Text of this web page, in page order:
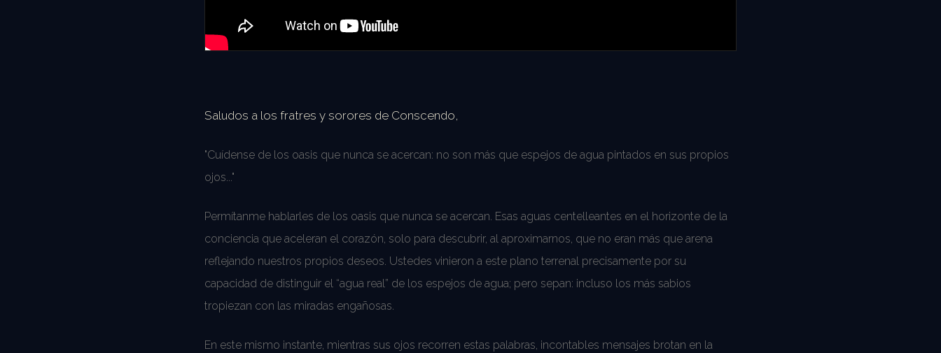
Saludos a los fratres y sorores de Conscendo,
"Cuídense de los oasis que nunca se acercan: no son más que espejos de agua pintados en sus propios
ojos..."
Permítanme hablarles de los oasis que nunca se acercan. Esas aguas centelleantes en el horizonte de la
conciencia que aceleran el corazón, solo para descubrir, al aproximarnos, que no eran más que arena
reflejando nuestros propios deseos. Ustedes vinieron a este plano terrenal precisamente por su
capacidad de distinguir el “agua real” de los espejos de agua; pero sepan: incluso los más sabios
tropiezan con las miradas engañosas.
En este mismo instante, mientras sus ojos recorren estas palabras, incontables mensajes brotan en la